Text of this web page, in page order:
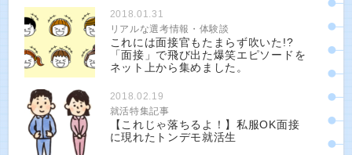
2018.01.31
リアルな選考情報・体験談
これには面接官もたまらず吹いた!?
「面接」で飛び出た爆笑エピソードを
ネット上から集めました。
2018.02.19
就活特集記事
【これじゃ落ちるよ！】私服OK面接
に現れたトンデモ就活生